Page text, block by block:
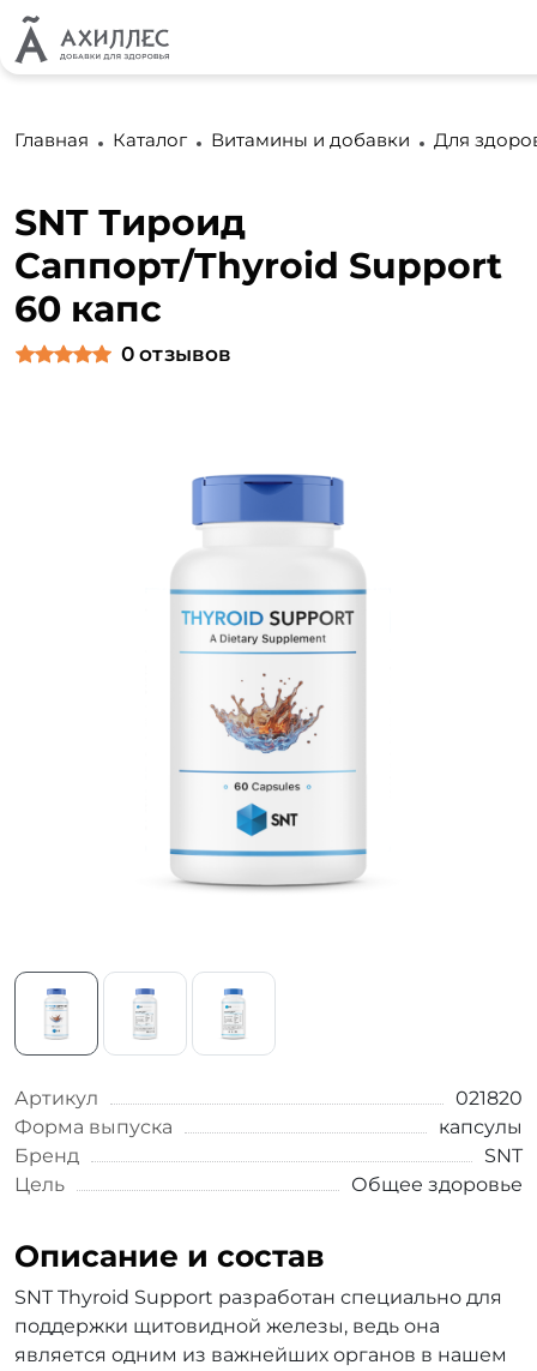
Главная Каталог Витамины и добавки Для
SNT Тироид
Саппорт/Thyroid Support
60 капс
0 отзывов
Артикул
021820
Форма выпуска
капсулы
Бренд
SNT
Цель
Общее здоровье
Описание и состав
SNT Thyroid Support разработан специально для
поддержки щитовидной железы, ведь она
является одним из важнейших органов в нашем